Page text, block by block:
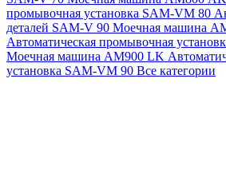
промывочная установка SAM-VM 80
деталей SAM-V 90 Моечная машина
Автоматическая промывочная
Моечная машина AM900 LK
установка SAM-VM 90 Все категории